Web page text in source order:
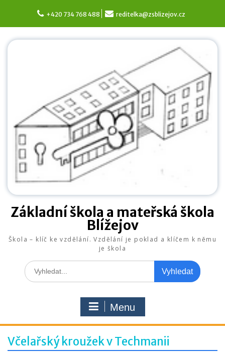
content
+420 734 768 488 reditelka@zsblizejov.cz
Základní škola a mateřská škola
Blížejov
Škola – klíč ke vzdělání. Vzdělání je poklad a klíčem k němu
je škola
Search
for:
Menu
Včelařský kroužek v Techmanii